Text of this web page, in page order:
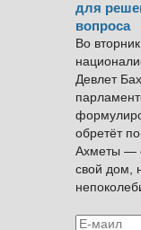
для
вопроса
Во
Девлет
обретёт
Ахметы —
свой дом,